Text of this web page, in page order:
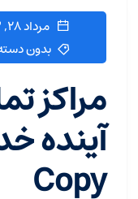
مرداد ۲۸, ۱۴۰۳
بدون
مراکز
آینده
Copy